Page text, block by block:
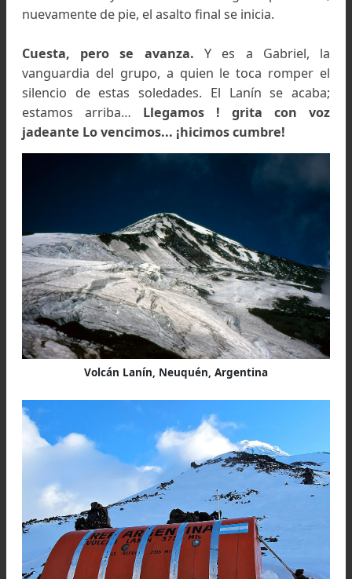
en las manos de Gabriel Brión. Foto: Roberto Janz
Ya es preciso, además, colocarse la cuerda
evitar accidentes. Y la medida
tremendamente oportuna, ya que varias
de metros más arriba se desprende la plantilla
puntas de acero (Grampones) de uno de
bien afirmada en el hielo, detiene la caída
Abel, atento, da seguro a sus compañeros
cordada.
Afirmados nuevamente los grampones en
botinesde Gabriel y otra vez en fila india a lo
de la cuerda (Gabriel adelante, Abel a
este enviado en el medio), los tres
reinician la ascensión. Y son todavía,
interminables horas de trepada hasta
último descanso, a solo 200 metros debajo
enorme bocha de hielo de la cima.
Sobre el techo de los Andes
Tal vez por el aire enrarecido de la altura, tal
por la emoción de la conquista, el corazón